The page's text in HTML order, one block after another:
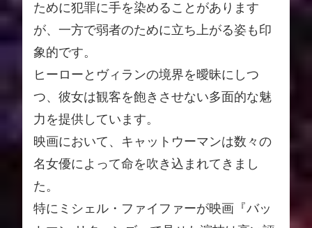
ために犯罪に手を染めることがあります
が、一方で弱者のために立ち上がる姿も印
象的です。
ヒーローとヴィランの境界を曖昧にしつ
つ、彼女は観客を飽きさせない多面的な魅
力を提供しています。
映画において、キャットウーマンは数々の
名女優によって命を吹き込まれてきまし
た。
特にミシェル・ファイファーが映画『バッ